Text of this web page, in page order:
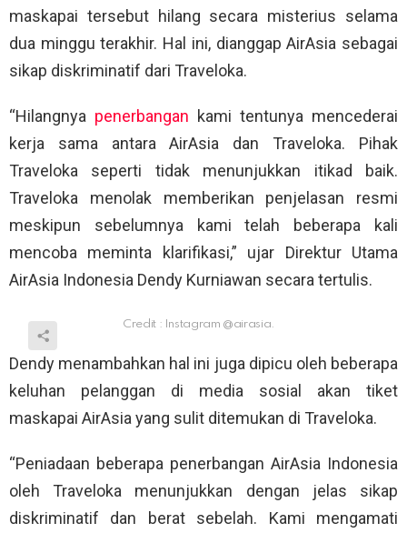
maskapai tersebut hilang secara misterius selama
dua minggu terakhir. Hal ini, dianggap AirAsia sebagai
sikap diskriminatif dari Traveloka.
“Hilangnya penerbangan kami tentunya mencederai
kerja sama antara AirAsia dan Traveloka. Pihak
Traveloka seperti tidak menunjukkan itikad baik.
Traveloka menolak memberikan penjelasan resmi
meskipun sebelumnya kami telah beberapa kali
mencoba meminta klarifikasi,” ujar Direktur Utama
AirAsia Indonesia Dendy Kurniawan secara tertulis.
Credit : Instagram @airasia.
Dendy menambahkan hal ini juga dipicu oleh beberapa
keluhan pelanggan di media sosial akan tiket
maskapai AirAsia yang sulit ditemukan di Traveloka.
“Peniadaan beberapa penerbangan AirAsia Indonesia
oleh Traveloka menunjukkan dengan jelas sikap
diskriminatif dan berat sebelah. Kami mengamati